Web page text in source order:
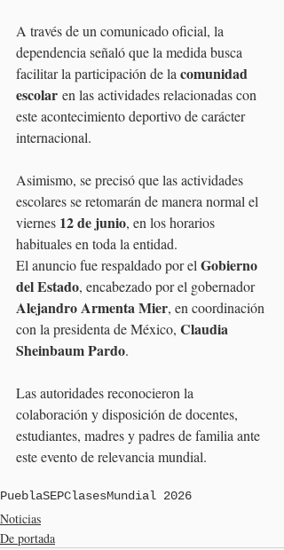
A través de un comunicado oficial, la
dependencia señaló que la medida busca
facilitar la participación de la comunidad
escolar en las actividades relacionadas con
este acontecimiento deportivo de carácter
internacional.
Asimismo, se precisó que las actividades
escolares se retomarán de manera normal el
viernes 12 de junio, en los horarios
habituales en toda la entidad.
El anuncio fue respaldado por el Gobierno
del Estado, encabezado por el gobernador
Alejandro Armenta Mier, en coordinación
con la presidenta de México, Claudia
Sheinbaum Pardo.
Las autoridades reconocieron la
colaboración y disposición de docentes,
estudiantes, madres y padres de familia ante
este evento de relevancia mundial.
PueblaSEPClasesMundial 2026
Noticias
De portada